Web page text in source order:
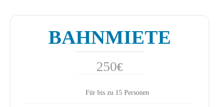
BAHNMIETE
250€
Für bis zu 15 Personen